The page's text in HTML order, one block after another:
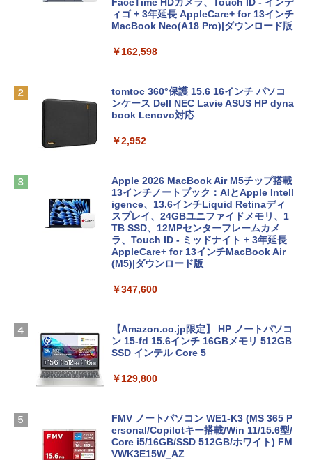
ィゴ + 3年延長 AppleCare+ for 13インチ
MacBook Neo(A18 Pro)|ダウンロード版
￥162,598
tomtoc 360°保護 15.6 16インチ パソコ
ンケース Dell NEC Lavie ASUS HP dyna
book Lenovo対応
￥2,952
Apple 2026 MacBook Air M5チップ搭載
13インチノートブック：AIとApple Intell
igence、13.6インチLiquid Retinaディ
スプレイ、24GBユニファイドメモリ、1
TB SSD、12MPセンターフレームカメ
ラ、Touch ID - ミッドナイト + 3年延長
AppleCare+ for 13インチMacBook Air
(M5)|ダウンロード版
￥347,600
【Amazon.co.jp限定】 HP ノートパソコ
ン 15-fd 15.6インチ 16GBメモリ 512GB
SSD インテル Core 5
￥129,800
FMV ノートパソコン WE1-K3 (MS 365 P
ersonal/Copilotキー搭載/Win 11/15.6型/
Core i5/16GB/SSD 512GB/ホワイト) FM
VWK3E15W_AZ